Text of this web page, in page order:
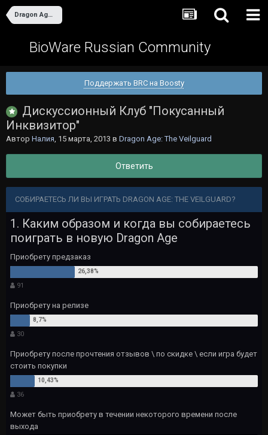
Dragon Age: The Veilguard
BioWare Russian Community
Поддержать BRC на Boosty
Дискуссионный Клуб "Покусанный
Инквизитор"
Автор Налия, 15 марта, 2013 в Dragon Age: The Veilguard
Ответить
СОБИРАЕТЕСЬ ЛИ ВЫ ИГРАТЬ DRAGON AGE: THE VEILGUARD?
1. Каким образом и когда вы собираетесь
поиграть в новую Dragon Age
Приобрету предзаказ
91
Приобрету на релизе
30
Приобрету после прочтения отзывов \ по скидке \ если игра будет
стоить покупки
36
Может быть приобрету в течении некоторого времени после
выхода